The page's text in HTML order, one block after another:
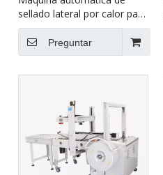
sellado lateral por calor para
cajas BSF-5545LE
Preguntar